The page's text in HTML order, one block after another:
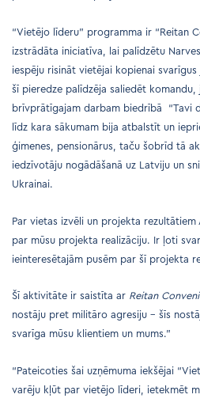
“Vietējo līderu” programma ir “Reitan
izstrādāta iniciatīva, lai palīdzētu
iespēju risināt vietējai kopienai
šī pieredze palīdzēja saliedēt
brīvprātīgajam darbam biedrībā “Tavi
līdz kara sākumam bija atbalstīt un
ģimenes, pensionārus, taču šobrīd tā
iedzīvotāju nogādāšanā uz Latviju un
Ukrainai.
Par vietas izvēli un projekta rezultātiem
par mūsu projekta realizāciju. Ir ļoti
ieinteresētajām pusēm par šī projekta
Šī aktivitāte ir saistīta ar Reitan
nostāju pret militāro agresiju – šīs
svarīga mūsu klientiem un mums.”
“Pateicoties šai uzņēmuma iekšējai
varēju kļūt par vietējo līderi, ietekmēt